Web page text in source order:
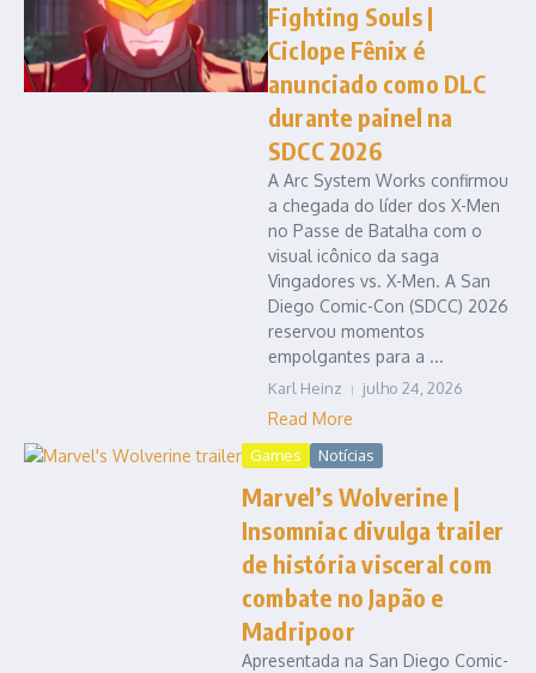
Fighting Souls |
Ciclope Fênix é
anunciado como DLC
durante painel na
SDCC 2026
A Arc System Works confirmou
a chegada do líder dos X-Men
no Passe de Batalha com o
visual icônico da saga
Vingadores vs. X-Men. A San
Diego Comic-Con (SDCC) 2026
reservou momentos
empolgantes para a ...
Karl Heinz julho 24, 2026
Read More
Games Notícias
Marvel’s Wolverine |
Insomniac divulga trailer
de história visceral com
combate no Japão e
Madripoor
Apresentada na San Diego Comic-